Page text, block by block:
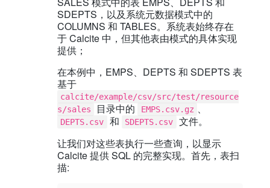
SDEPTS，以及系统元数据模式中的
COLUMNS 和 TABLES。系统表始终存在
于 Calcite 中，但其他表由模式的具体实现
提供；
在本例中，EMPS、DEPTS 和 SDEPTS 表
基于
calcite/example/csv/src/test/resource
s/sales
目录中的 EMPS.csv.gz 、
DEPTS.csv 和 SDEPTS.csv
文件。
让我们对这些表执行一些查询，以显示
Calcite 提供 SQL 的完整实现。首先，表扫
描: